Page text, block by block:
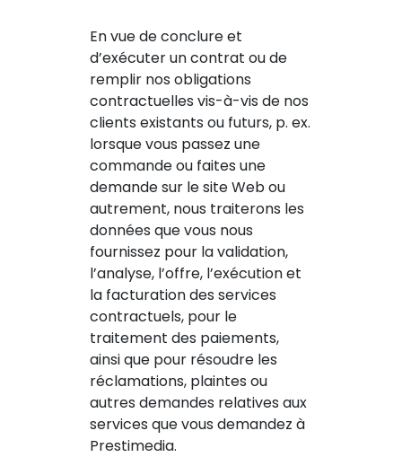
En vue de conclure et
d’exécuter un contrat ou de
remplir nos obligations
contractuelles vis-à-vis de nos
clients existants ou futurs, p. ex.
lorsque vous passez une
commande ou faites une
demande sur le site Web ou
autrement, nous traiterons les
données que vous nous
fournissez pour la validation,
l’analyse, l’offre, l’exécution et
la facturation des services
contractuels, pour le
traitement des paiements,
ainsi que pour résoudre les
réclamations, plaintes ou
autres demandes relatives aux
services que vous demandez à
Prestimedia.